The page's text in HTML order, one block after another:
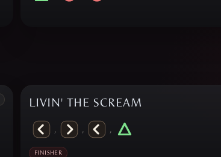
LIVIN' THE SCREAM
, , ,
FINISHER